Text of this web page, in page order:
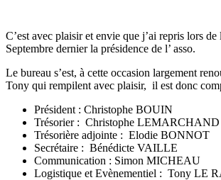
C’est avec plaisir et envie que j’ai repris lors
Septembre dernier la présidence de l’ asso.
Le bureau s’est, à cette occasion largement
Tony qui rempilent avec plaisir, il est donc
Président : Christophe BOUIN
Trésorier : Christophe LEMARCHAND
Trésorière adjointe : Elodie BONNOT
Secrétaire : Bénédicte VAILLE
Communication : Simon MICHEAU
Logistique et Evènementiel : Tony LE